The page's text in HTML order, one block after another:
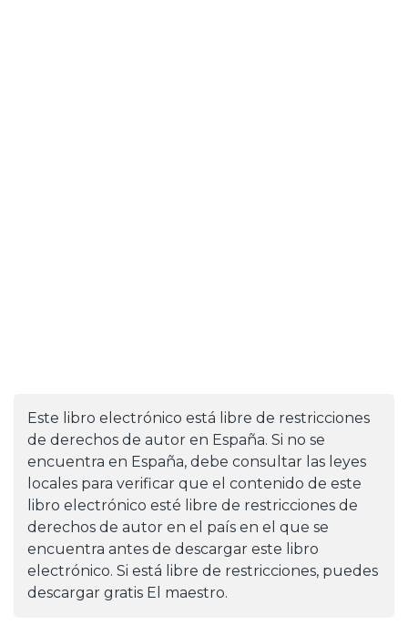
Este libro electrónico está libre de restricciones
de derechos de autor en España. Si no se
encuentra en España, debe consultar las leyes
locales para verificar que el contenido de este
libro electrónico esté libre de restricciones de
derechos de autor en el país en el que se
encuentra antes de descargar este libro
electrónico. Si está libre de restricciones, puedes
descargar gratis El maestro.